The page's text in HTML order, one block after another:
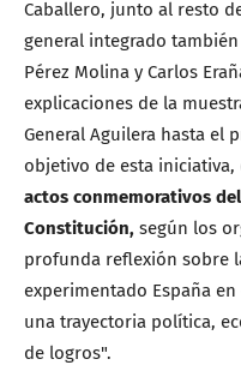
Caballero, junto al resto
general integrado
Pérez Molina y Carlos
explicaciones de la
General Aguilera hasta el
objetivo de esta iniciativa,
actos conmemorativos
Constitución, según los
profunda reflexión sobre
experimentado España
una trayectoria política,
de logros".